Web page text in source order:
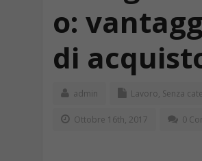
o:
di
admin Lavoro, Senza
Ottobre 16th, 2017 0